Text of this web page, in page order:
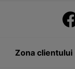
Zona clientului